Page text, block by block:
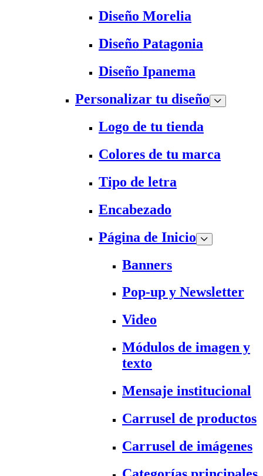
Diseño Morelia
Diseño Patagonia
Diseño Ipanema
Personalizar tu diseño
Logo de tu tienda
Colores de tu marca
Tipo de letra
Encabezado
Página de Inicio
Banners
Pop-up y Newsletter
Video
Módulos de imagen y
texto
Mensaje institucional
Carrusel de productos
Carrusel de imágenes